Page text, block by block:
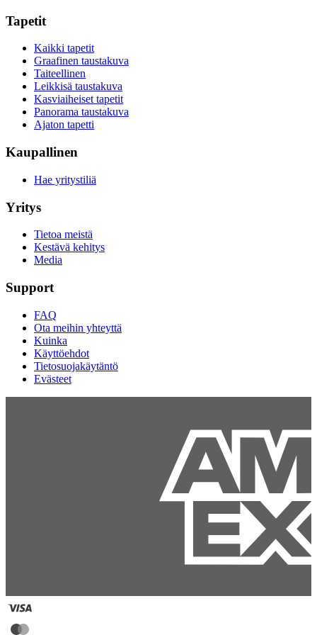
Tapetit
Kaikki tapetit
Graafinen taustakuva
Taiteellinen
Leikkisä taustakuva
Kasviaiheiset tapetit
Panorama taustakuva
Ajaton tapetti
Kaupallinen
Hae yritystiliä
Yritys
Tietoa meistä
Kestävä kehitys
Media
Support
FAQ
Ota meihin yhteyttä
Kuinka
Käyttöehdot
Tietosuojakäytäntö
Evästeet